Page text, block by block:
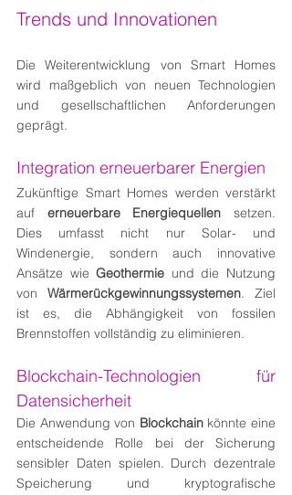
Trends und Innovationen
Die Weiterentwicklung von Smart Homes
wird maßgeblich von neuen Technologien
und gesellschaftlichen Anforderungen
geprägt.
Integration erneuerbarer Energien
Zukünftige Smart Homes werden verstärkt
auf erneuerbare Energiequellen setzen.
Dies umfasst nicht nur Solar- und
Windenergie, sondern auch innovative
Ansätze wie Geothermie und die Nutzung
von Wärmerückgewinnungssystemen. Ziel
ist es, die Abhängigkeit von fossilen
Brennstoffen vollständig zu eliminieren.
Blockchain-Technologien für
Datensicherheit
Die Anwendung von Blockchain könnte eine
entscheidende Rolle bei der Sicherung
sensibler Daten spielen. Durch dezentrale
Speicherung und kryptografische